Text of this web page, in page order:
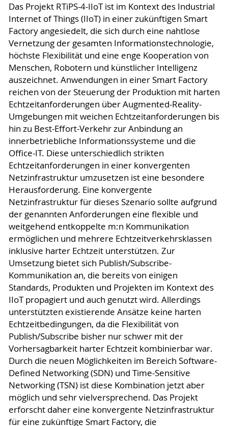
Das Projekt RTiPS-4-IIoT ist im Kontext des Industrial
Internet of Things (IIoT) in einer zukünftigen Smart
Factory angesiedelt, die sich durch eine nahtlose
Vernetzung der gesamten Informationstechnologie,
höchste Flexibilität und eine enge Kooperation von
Menschen, Robotern und künstlicher Intelligenz
auszeichnet. Anwendungen in einer Smart Factory
reichen von der Steuerung der Produktion mit harten
Echtzeitanforderungen über Augmented-Reality-
Umgebungen mit weichen Echtzeitanforderungen bis
hin zu Best-Effort-Verkehr zur Anbindung an
innerbetriebliche Informationssysteme und die
Office-IT. Diese unterschiedlich strikten
Echtzeitanforderungen in einer konvergenten
Netzinfrastruktur umzusetzen ist eine besondere
Herausforderung. Eine konvergente
Netzinfrastruktur für dieses Szenario sollte aufgrund
der genannten Anforderungen eine flexible und
weitgehend entkoppelte m:n Kommunikation
ermöglichen und mehrere Echtzeitverkehrsklassen
inklusive harter Echtzeit unterstützen. Zur
Umsetzung bietet sich Publish/Subscribe-
Kommunikation an, die bereits von einigen
Standards, Produkten und Projekten im Kontext des
IIoT propagiert und auch genutzt wird. Allerdings
unterstützten existierende Ansätze keine harten
Echtzeitbedingungen, da die Flexibilität von
Publish/Subscribe bisher nur schwer mit der
Vorhersagbarkeit harter Echtzeit kombinierbar war.
Durch die neuen Möglichkeiten im Bereich Software-
Defined Networking (SDN) und Time-Sensitive
Networking (TSN) ist diese Kombination jetzt aber
möglich und sehr vielversprechend. Das Projekt
erforscht daher eine konvergente Netzinfrastruktur
für eine zukünftige Smart Factory, die